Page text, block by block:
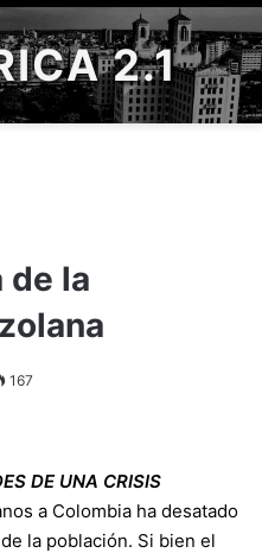
2.1
de la
167
DE UNA CRISIS
a Colombia ha desatado
la población. Si bien el